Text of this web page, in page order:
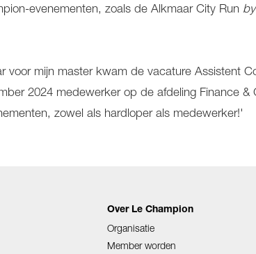
evenementen, zoals de Alkmaar City Run
voor mijn master kwam de vacature Assistent
2024 medewerker op de afdeling Finance
zowel als hardloper als medewerker!'
Over Le Champion
Organisatie
Member worden